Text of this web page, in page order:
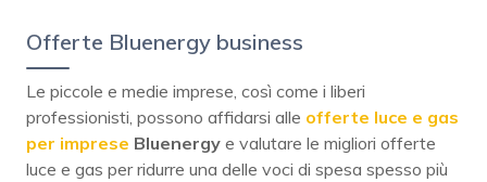
Offerte Bluenergy business
Le piccole e medie imprese, così come i liberi
professionisti, possono affidarsi alle offerte luce e gas
per imprese Bluenergy e valutare le migliori offerte
luce e gas per ridurre una delle voci di spesa spesso più